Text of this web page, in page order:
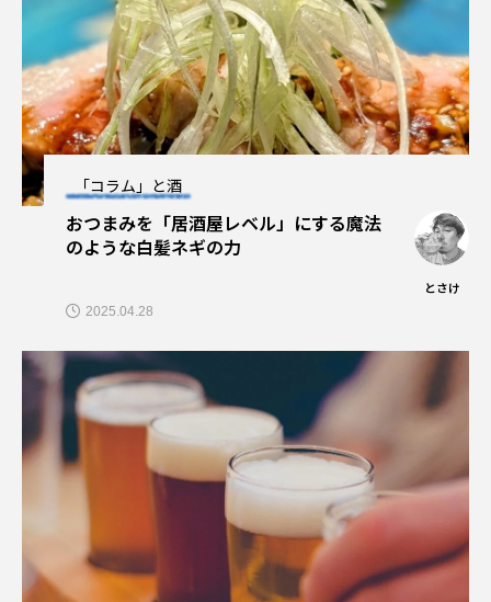
「コラム」と酒
おつまみを「居酒屋レベル」にする魔法
のような白髪ネギの力
とさけ
2025.04.28